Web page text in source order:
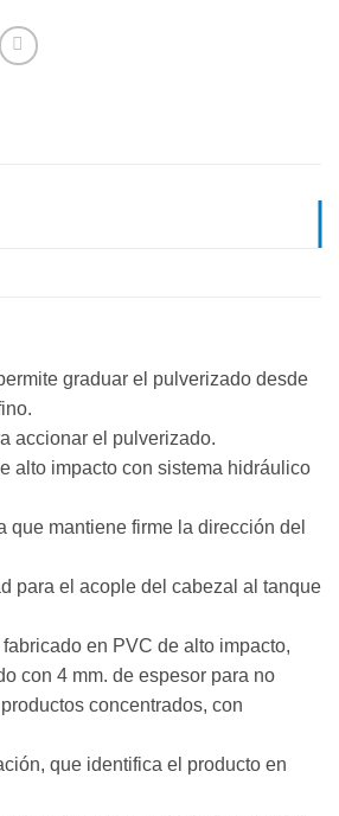
graduar el pulverizado desde
accionar el pulverizado.
alto impacto con sistema hidráulico
que mantiene firme la dirección del
para el acople del cabezal al tanque
en PVC de alto impacto,
con 4 mm. de espesor para no
concentrados, con
que identifica el producto en